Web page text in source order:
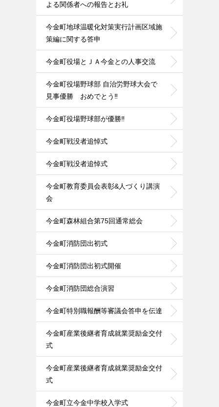
よる関係者への報告とお礼
今金町地球温暖化対策実行計画区域施
策編に関する答申
今金町役場とＪＡ今金との人事交流
今金町役場野球部 自治労野球大会で
見事優勝 おめでとう‼️
今金町役場野球部が優勝‼️
今金町戦没者追悼式
今金町戦没者追悼式
今金町教育委員会表彰&人づくり講演
会
今金町森林組合第75回通常総会
今金町消防団出初式
今金町消防団出初式開催
今金町消防団総合演習
今金町特別職報酬等審議会答申を伝達
今金町産業後継者育成就業奨励金交付
式
今金町産業後継者育成就業奨励金交付
式
今金町立今金中学校入学式